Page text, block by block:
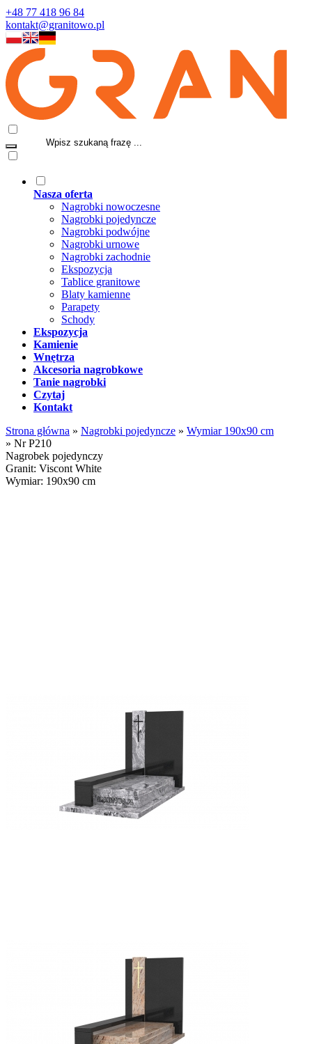
+48 77 418 96 84
kontakt@granitowo.pl
Nasza oferta
Nagrobki nowoczesne
Nagrobki pojedyncze
Nagrobki podwójne
Nagrobki urnowe
Nagrobki zachodnie
Ekspozycja
Tablice granitowe
Blaty kamienne
Parapety
Schody
Ekspozycja
Kamienie
Wnętrza
Akcesoria nagrobkowe
Tanie nagrobki
Czytaj
Kontakt
Strona główna » Nagrobki pojedyncze » Wymiar 190x90 cm
» Nr P210
Nagrobek pojedynczy
Granit: Viscont White
Wymiar: 190x90 cm